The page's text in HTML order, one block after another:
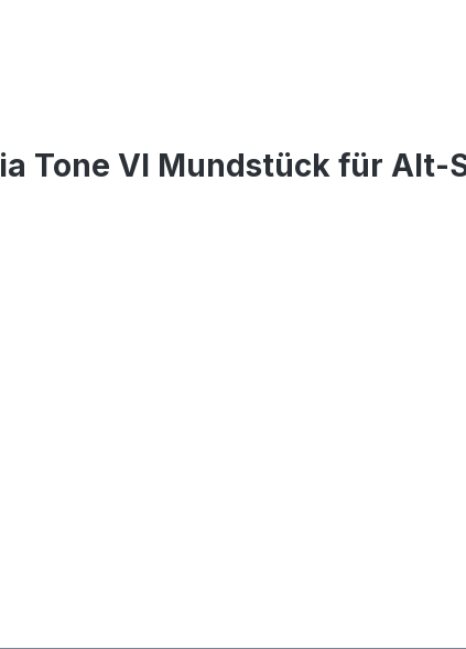
Tone VI Mundstück für Alt-